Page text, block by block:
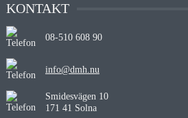
KONTAKT
08-510 608 90
info@dmh.nu
Smidesvägen 10
171 41 Solna